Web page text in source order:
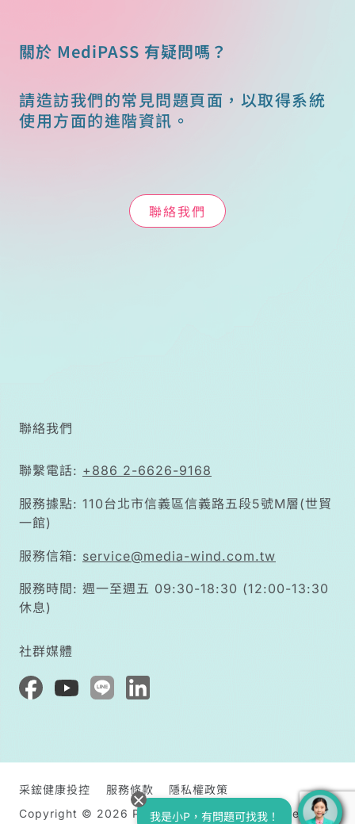
關於 MediPASS 有疑問嗎？
請造訪我們的常見問題頁面，以取得系統
使用方面的進階資訊。
聯絡我們
聯絡我們
聯繫電話: +886 2-6626-9168
服務據點: 110台北市信義區信義路五段5號M層(世貿
一館)
服務信箱: service@media-wind.com.tw
服務時間: 週一至週五 09:30-18:30 (12:00-13:30
休息)
社群媒體
采鋐健康投控 服務條款 隱私權政策
Copyright © 2026 PatientsForce All rights reserved
我是小P，有問題可找我！